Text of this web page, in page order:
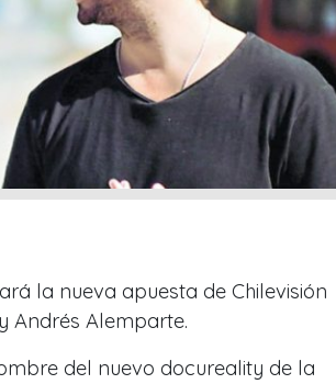
la nueva apuesta de Chilevisión
Andrés Alemparte.
del nuevo docureality de la